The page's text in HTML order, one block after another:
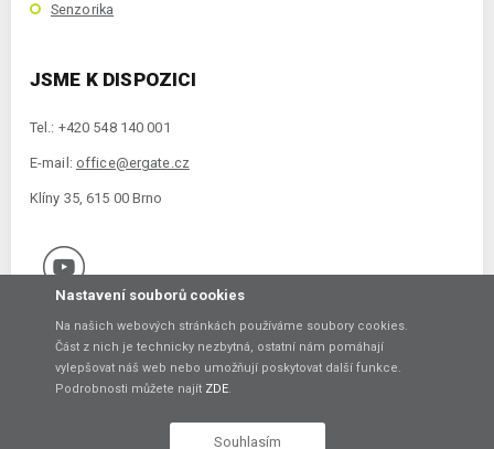
Senzorika
JSME K DISPOZICI
Tel.: +420 548 140 001
E-mail: office@ergate.cz
Klíny 35, 615 00 Brno
Copyright © 2021 ERGATE Automation s.r.o., Klíny 35, 61500 Brno
Nastavení souborů cookies
Na našich webových stránkách používáme soubory cookies.
Část z nich je technicky nezbytná, ostatní nám pomáhají
vylepšovat náš web nebo umožňují poskytovat další funkce.
Podrobnosti můžete najít ZDE.
Souhlasím